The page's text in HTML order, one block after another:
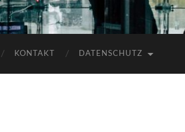
KONTAKT DATENSCHUTZ